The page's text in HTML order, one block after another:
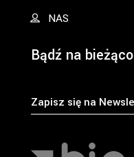
NAS
Bądź na bieżąco